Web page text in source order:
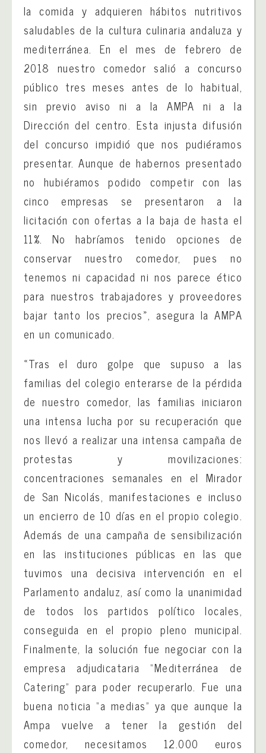
la comida y adquieren hábitos nutritivos
saludables de la cultura culinaria andaluza y
mediterránea. En el mes de febrero de
2018 nuestro comedor salió a concurso
público tres meses antes de lo habitual,
sin previo aviso ni a la AMPA ni a la
Dirección del centro. Esta injusta difusión
del concurso impidió que nos pudiéramos
presentar. Aunque de habernos presentado
no hubiéramos podido competir con las
cinco empresas se presentaron a la
licitación con ofertas a la baja de hasta el
11%. No habríamos tenido opciones de
conservar nuestro comedor, pues no
tenemos ni capacidad ni nos parece ético
para nuestros trabajadores y proveedores
bajar tanto los precios», asegura la AMPA
en un comunicado.
«Tras el duro golpe que supuso a las
familias del colegio enterarse de la pérdida
de nuestro comedor, las familias iniciaron
una intensa lucha por su recuperación que
nos llevó a realizar una intensa campaña de
protestas y movilizaciones:
concentraciones semanales en el Mirador
de San Nicolás, manifestaciones e incluso
un encierro de 10 días en el propio colegio.
Además de una campaña de sensibilización
en las instituciones públicas en las que
tuvimos una decisiva intervención en el
Parlamento andaluz, así como la unanimidad
de todos los partidos político locales,
conseguida en el propio pleno municipal.
Finalmente, la solución fue negociar con la
empresa adjudicataria “Mediterránea de
Catering” para poder recuperarlo. Fue una
buena noticia “a medias” ya que aunque la
Ampa vuelve a tener la gestión del
comedor, necesitamos 12.000 euros